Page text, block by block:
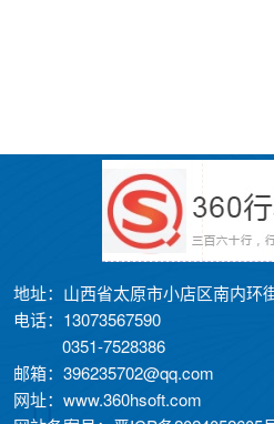
地址：山西省太原市小店区南内环
电话：13073567590
0351-7528386
邮箱：396235702@qq.com
网址：www.360hsoft.com